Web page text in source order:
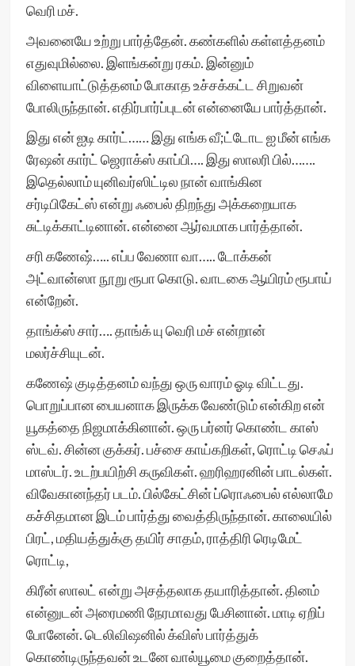
வெரி மச்.
அவனையே உற்று பார்த்தேன். கண்களில் கள்ளத்தனம்
எதுவுமில்லை. இளங்கன்று ரகம். இன்னும்
விளையாட்டுத்தனம் போகாத உச்சக்கட்ட சிறுவன்
போலிருந்தான். எதிர்பார்ப்புடன் என்னையே பார்த்தான்.
இது என் ஐடி கார்ட்…… இது எங்க வீ;ட்டோட ஐ மீன் எங்க
ரேஷன் கார்ட் ஜெராக்ஸ் காப்பி…. இது ஸாலரி பில்…….
இதெல்லாம் யுனிவர்ஸிட்டில நான் வாங்கின
சர்டிபிகேட்ஸ் என்று ஃபைல் திறந்து அக்கறையாக
சுட்டிக்காட்டினான். என்னை ஆர்வமாக பார்த்தான்.
சரி கணேஷ்….. எப்ப வேணா வா….. டோக்கன்
அட்வான்ஸா நூறு ரூபா கொடு. வாடகை ஆயிரம் ரூபாய்
என்றேன்.
தாங்க்ஸ் சார்…. தாங்க் யு வெரி மச் என்றான்
மலர்ச்சியுடன்.
கணேஷ் குடித்தனம் வந்து ஒரு வாரம் ஓடி விட்டது.
பொறுப்பான பையனாக இருக்க வேண்டும் என்கிற என்
யூகத்தை நிஜமாக்கினான். ஒரு பர்னர் கொண்ட காஸ்
ஸ்டவ். சின்ன குக்கர். பச்சை காய்கறிகள், ரொட்டி செஃப்
மாஸ்டர். உடற்பயிற்சி கருவிகள். ஹரிஹரனின் பாடல்கள்.
விவேகானந்தர் படம். பில்கேட்சின் ப்ரொஃபைல் எல்லாமே
கச்சிதமான இடம் பார்த்து வைத்திருந்தான். காலையில்
பிரட், மதியத்துக்கு தயிர் சாதம், ராத்திரி ரெடிமேட்
ரொட்டி,
கிரீன் ஸாலட் என்று அசத்தலாக தயாரித்தான். தினம்
என்னுடன் அரைமணி நேரமாவது பேசினான். மாடி ஏறிப்
போனேன். டெலிவிஷனில் க்விஸ் பார்த்துக்
கொண்டிருந்தவன் உடனே வால்யூமை குறைத்தான்.